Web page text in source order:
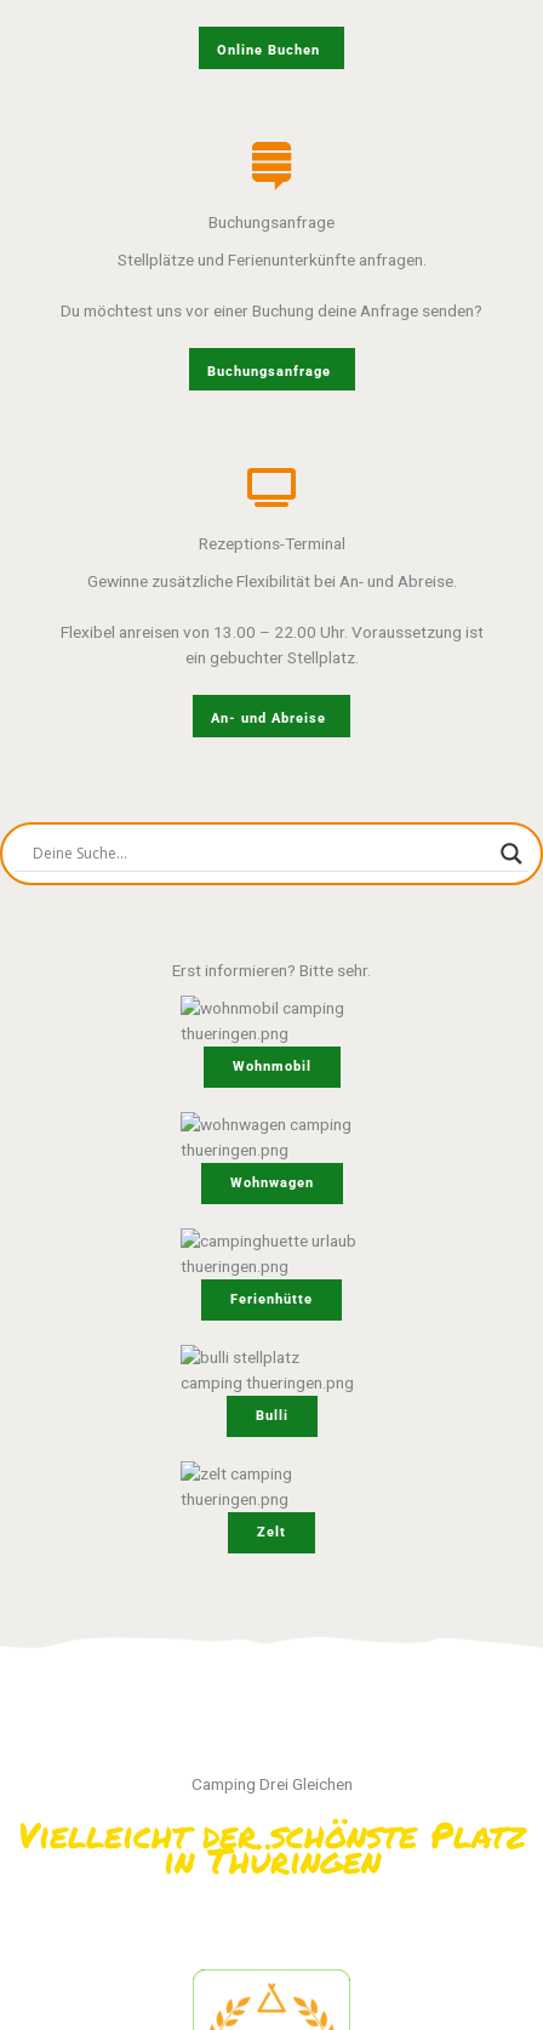
Online Buchen
Buchungsanfrage
Stellplätze und Ferienunterkünfte anfragen.
Du möchtest uns vor einer Buchung deine Anfrage senden?
Buchungsanfrage
Rezeptions-Terminal
Gewinne zusätzliche Flexibilität bei An- und Abreise.
Flexibel anreisen von 13.00 – 22.00 Uhr. Voraussetzung ist
ein gebuchter Stellplatz.
An- und Abreise
Erst informieren? Bitte sehr.
Wohnmobil
Wohnwagen
Ferienhütte
Bulli
Zelt
Camping Drei Gleichen
Vielleicht der schönste Platz
in Thüringen